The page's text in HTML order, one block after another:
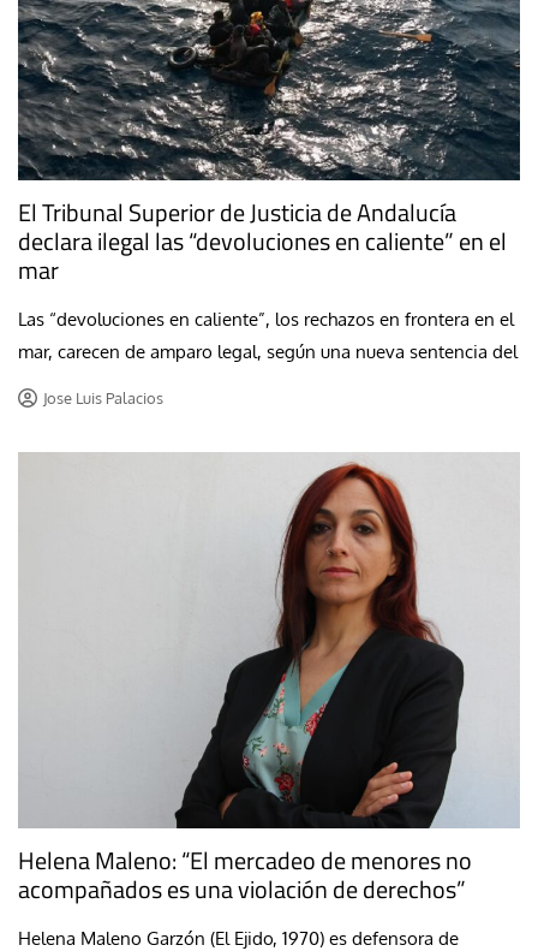
El Tribunal Superior de Justicia de Andalucía
declara ilegal las “devoluciones en caliente” en el
mar
Las “devoluciones en caliente”, los rechazos en frontera en el
mar, carecen de amparo legal, según una nueva sentencia del
Jose Luis Palacios
Helena Maleno: “El mercadeo de menores no
acompañados es una violación de derechos”
Helena Maleno Garzón (El Ejido, 1970) es defensora de